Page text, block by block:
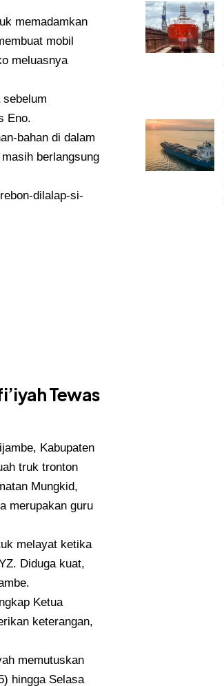
memadamkan
mobil
meluasnya
Eno.
bahan di dalam
berlangsung
dilalap-si-
Tewas
Kabupaten
truk tronton
Mungkid,
merupakan guru
melayat ketika
Diduga kuat,
Ketua
keterangan,
memutuskan
hingga Selasa